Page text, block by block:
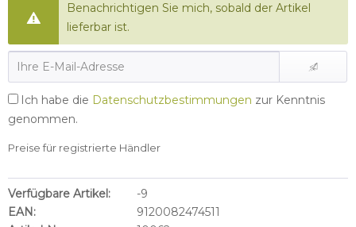
Benachrichtigen Sie mich, sobald der Artikel
lieferbar ist.
Ich habe die Datenschutzbestimmungen zur Kenntnis
genommen.
Preise für registrierte Händler
Verfügbare Artikel:
-9
EAN:
9120082474511